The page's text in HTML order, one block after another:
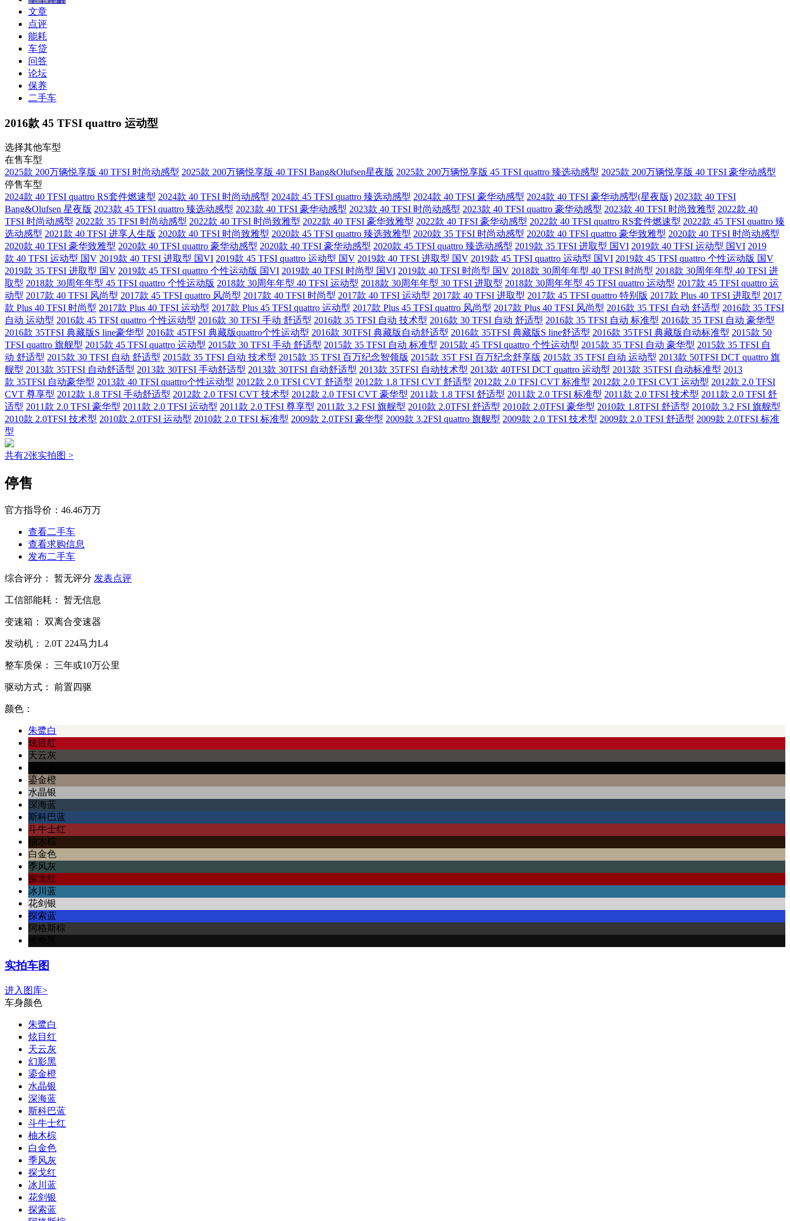
文章
点评
能耗
车贷
问答
论坛
保养
二手车
2016款 45 TFSI quattro 运动型
选择其他车型
在售车型
2025款 200万辆悦享版 40 TFSI 时尚动感型 2025款 200万辆悦享版 40 TFSI Bang&Olufsen星夜版 2025款 200万辆悦享版 45 TFSI quattro 臻选动感型 2025款 200万辆悦享版 40 TFSI 豪华动感型
停售车型
2024款 40 TFSI quattro RS套件燃速型 2024款 40 TFSI 时尚动感型 2024款 45 TFSI quattro 臻选动感型 2024款 40 TFSI 豪华动感型 2024款 40 TFSI 豪华动感型(星夜版) 2023款 40 TFSI
Bang&Olufsen 星夜版 2023款 45 TFSI quattro 臻选动感型 2023款 40 TFSI 豪华动感型 2023款 40 TFSI 时尚动感型 2023款 40 TFSI quattro 豪华动感型 2023款 40 TFSI 时尚致雅型 2022款 40
TFSI 时尚动感型 2022款 35 TFSI 时尚动感型 2022款 40 TFSI 时尚致雅型 2022款 40 TFSI 豪华致雅型 2022款 40 TFSI 豪华动感型 2022款 40 TFSI quattro RS套件燃速型 2022款 45 TFSI quattro 臻
选动感型 2021款 40 TFSI 进享人生版 2020款 40 TFSI 时尚致雅型 2020款 45 TFSI quattro 臻选致雅型 2020款 35 TFSI 时尚动感型 2020款 40 TFSI quattro 豪华致雅型 2020款 40 TFSI 时尚动感型
2020款 40 TFSI 豪华致雅型 2020款 40 TFSI quattro 豪华动感型 2020款 40 TFSI 豪华动感型 2020款 45 TFSI quattro 臻选动感型 2019款 35 TFSI 进取型 国VI 2019款 40 TFSI 运动型 国VI 2019
款 40 TFSI 运动型 国V 2019款 40 TFSI 进取型 国VI 2019款 45 TFSI quattro 运动型 国V 2019款 40 TFSI 进取型 国V 2019款 45 TFSI quattro 运动型 国VI 2019款 45 TFSI quattro 个性运动版 国V
2019款 35 TFSI 进取型 国V 2019款 45 TFSI quattro 个性运动版 国VI 2019款 40 TFSI 时尚型 国VI 2019款 40 TFSI 时尚型 国V 2018款 30周年年型 40 TFSI 时尚型 2018款 30周年年型 40 TFSI 进
取型 2018款 30周年年型 45 TFSI quattro 个性运动版 2018款 30周年年型 40 TFSI 运动型 2018款 30周年年型 30 TFSI 进取型 2018款 30周年年型 45 TFSI quattro 运动型 2017款 45 TFSI quattro 运
动型 2017款 40 TFSI 风尚型 2017款 45 TFSI quattro 风尚型 2017款 40 TFSI 时尚型 2017款 40 TFSI 运动型 2017款 40 TFSI 进取型 2017款 45 TFSI quattro 特别版 2017款 Plus 40 TFSI 进取型 2017
款 Plus 40 TFSI 时尚型 2017款 Plus 40 TFSI 运动型 2017款 Plus 45 TFSI quattro 运动型 2017款 Plus 45 TFSI quattro 风尚型 2017款 Plus 40 TFSI 风尚型 2016款 35 TFSI 自动 舒适型 2016款 35 TFSI
自动 运动型 2016款 45 TFSI quattro 个性运动型 2016款 30 TFSI 手动 舒适型 2016款 35 TFSI 自动 技术型 2016款 30 TFSI 自动 舒适型 2016款 35 TFSI 自动 标准型 2016款 35 TFSI 自动 豪华型
2016款 35TFSI 典藏版S line豪华型 2016款 45TFSI 典藏版quattro个性运动型 2016款 30TFSI 典藏版自动舒适型 2016款 35TFSI 典藏版S line舒适型 2016款 35TFSI 典藏版自动标准型 2015款 50
TFSI quattro 旗舰型 2015款 45 TFSI quattro 运动型 2015款 30 TFSI 手动 舒适型 2015款 35 TFSI 自动 标准型 2015款 45 TFSI quattro 个性运动型 2015款 35 TFSI 自动 豪华型 2015款 35 TFSI 自
动 舒适型 2015款 30 TFSI 自动 舒适型 2015款 35 TFSI 自动 技术型 2015款 35 TFSI 百万纪念智领版 2015款 35T FSI 百万纪念舒享版 2015款 35 TFSI 自动 运动型 2013款 50TFSI DCT quattro 旗
舰型 2013款 35TFSI 自动舒适型 2013款 30TFSI 手动舒适型 2013款 30TFSI 自动舒适型 2013款 35TFSI 自动技术型 2013款 40TFSI DCT quattro 运动型 2013款 35TFSI 自动标准型 2013
款 35TFSI 自动豪华型 2013款 40 TFSI quattro个性运动型 2012款 2.0 TFSI CVT 舒适型 2012款 1.8 TFSI CVT 舒适型 2012款 2.0 TFSI CVT 标准型 2012款 2.0 TFSI CVT 运动型 2012款 2.0 TFSI
CVT 尊享型 2012款 1.8 TFSI 手动舒适型 2012款 2.0 TFSI CVT 技术型 2012款 2.0 TFSI CVT 豪华型 2011款 1.8 TFSI 舒适型 2011款 2.0 TFSI 标准型 2011款 2.0 TFSI 技术型 2011款 2.0 TFSI 舒
适型 2011款 2.0 TFSI 豪华型 2011款 2.0 TFSI 运动型 2011款 2.0 TFSI 尊享型 2011款 3.2 FSI 旗舰型 2010款 2.0TFSI 舒适型 2010款 2.0TFSI 豪华型 2010款 1.8TFSI 舒适型 2010款 3.2 FSI 旗舰型
2010款 2.0TFSI 技术型 2010款 2.0TFSI 运动型 2010款 2.0 TFSI 标准型 2009款 2.0TFSI 豪华型 2009款 3.2FSI quattro 旗舰型 2009款 2.0 TFSI 技术型 2009款 2.0 TFSI 舒适型 2009款 2.0TFSI 标准
型
共有2张实拍图 >
停售
官方指导价： 46.46万万
查看二手车
查看求购信息
发布二手车
综合评分： 暂无评分 发表点评
工信部能耗： 暂无信息
变速箱： 双离合变速器
发动机： 2.0T 224马力L4
整车质保： 三年或10万公里
驱动方式： 前置四驱
颜色：
朱鹭白
炫目红
天云灰
鎏金橙
水晶银
深海蓝
斯科巴蓝
斗牛士红
柚木棕
白金色
季风灰
探戈红
冰川蓝
花剑银
探索蓝
阿格斯棕
实拍车图
进入图库>
车身颜色
朱鹭白
炫目红
天云灰
幻影黑
鎏金橙
水晶银
深海蓝
斯科巴蓝
斗牛士红
柚木棕
白金色
季风灰
探戈红
冰川蓝
花剑银
探索蓝